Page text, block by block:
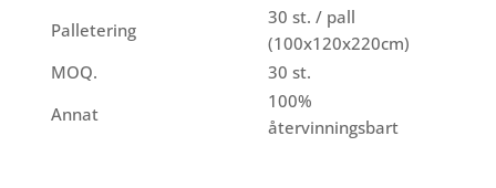
Palletering
30 st. / pall
(100x120x220cm)
MOQ.
30 st.
Annat
100%
återvinningsbart